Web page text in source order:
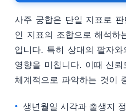
사주 궁합은 단일 지표로
인 지표의 조합으로 해석하
입니다. 특히 상대의 팔자
영향을 미칩니다. 이때 신
체계적으로 파악하는 것이
생년월일 시각과 출생지